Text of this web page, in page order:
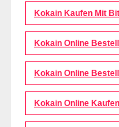
Kokain Kaufen Mit
Kokain Online
Kokain Online
Kokain Online Kaufen